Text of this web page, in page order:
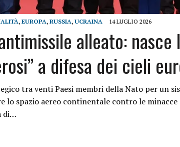
, EUROPA, RUSSIA, UCRAINA 14 LUGLIO 2026
alleato: nasce
a difesa dei cieli
tra venti Paesi membri della Nato per un
lo spazio aereo continentale contro le minacce
di…